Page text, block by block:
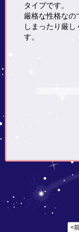
タイプです。
厳格な性格なの
しまったり厳
す。
<